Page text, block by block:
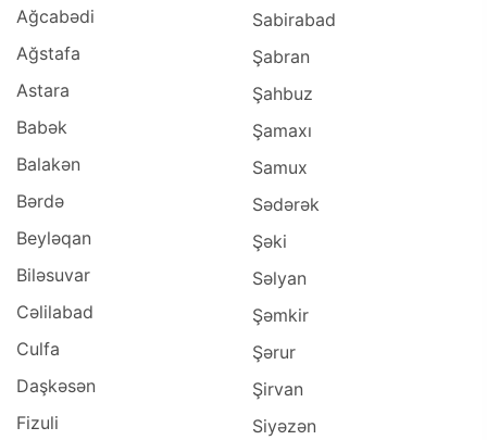
Ağcabədi
Ağstafa
Astara
Babək
Balakən
Bərdə
Beyləqan
Biləsuvar
Cəlilabad
Culfa
Daşkəsən
Fizuli
Sabirabad
Şabran
Şahbuz
Şamaxı
Samux
Sədərək
Şəki
Səlyan
Şəmkir
Şərur
Şirvan
Siyəzən